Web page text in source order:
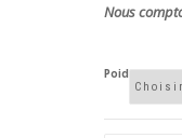
Nous
Poid